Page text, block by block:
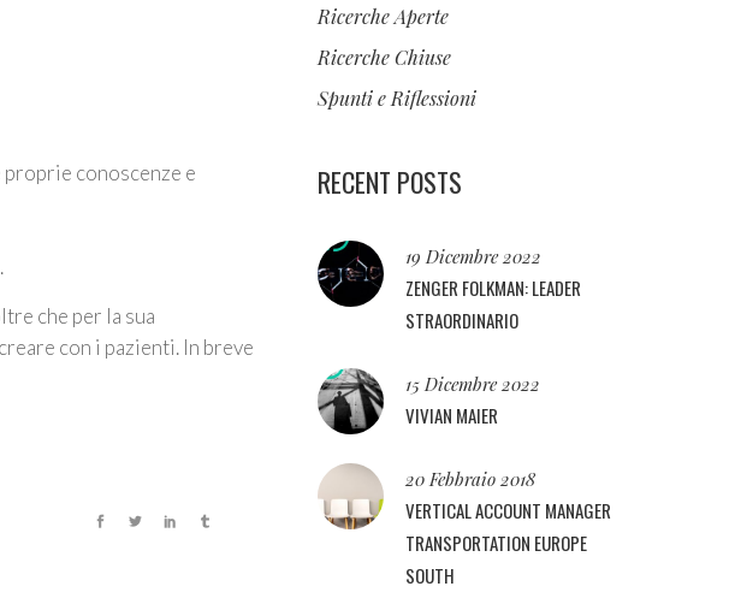
conoscenze e
che per la sua
con i pazienti. In breve
Ricerche Aperte
Ricerche Chiuse
Spunti e Riflessioni
RECENT POSTS
19 Dicembre 2022
ZENGER FOLKMAN: LEADER
STRAORDINARIO
15 Dicembre 2022
VIVIAN MAIER
20 Febbraio 2018
VERTICAL ACCOUNT MANAGER
TRANSPORTATION EUROPE
SOUTH